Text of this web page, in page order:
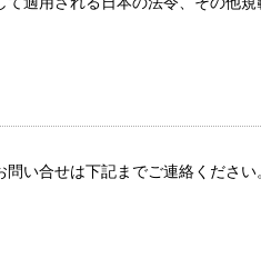
い合せは下記までご連絡ください